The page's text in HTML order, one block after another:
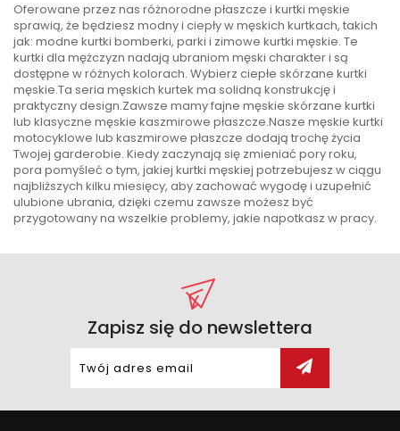
Oferowane przez nas różnorodne płaszcze i kurtki męskie
sprawią, że będziesz modny i ciepły w męskich kurtkach, takich
jak: modne kurtki bomberki, parki i zimowe kurtki męskie. Te
kurtki dla mężczyzn nadają ubraniom męski charakter i są
dostępne w różnych kolorach. Wybierz ciepłe skórzane kurtki
męskie.Ta seria męskich kurtek ma solidną konstrukcję i
praktyczny design.Zawsze mamy fajne męskie skórzane kurtki
lub klasyczne męskie kaszmirowe płaszcze.Nasze męskie kurtki
motocyklowe lub kaszmirowe płaszcze dodają trochę życia
Twojej garderobie. Kiedy zaczynają się zmieniać pory roku,
pora pomyśleć o tym, jakiej kurtki męskiej potrzebujesz w ciągu
najbliższych kilku miesięcy, aby zachować wygodę i uzupełnić
ulubione ubrania, dzięki czemu zawsze możesz być
przygotowany na wszelkie problemy, jakie napotkasz w pracy.
Zapisz się do newslettera